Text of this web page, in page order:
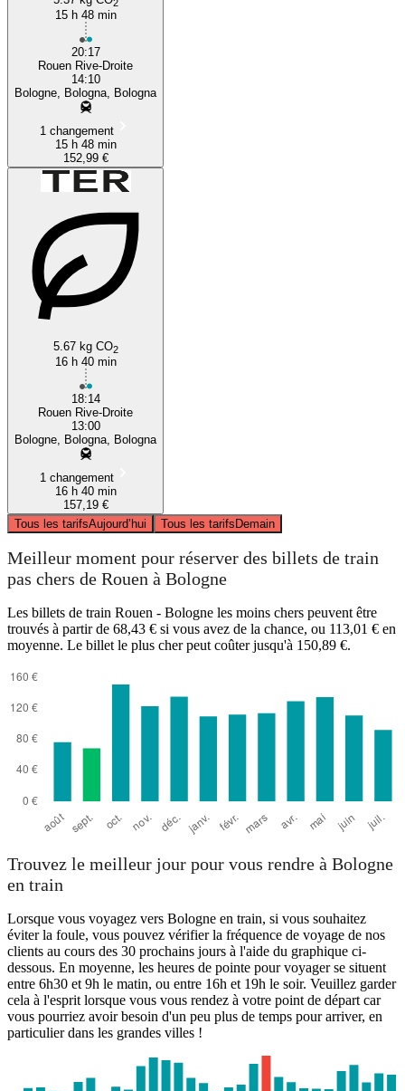
2
15 h 48 min
20:17
Rouen Rive-Droite
14:10
Bologne, Bologna, Bologna
1 changement
15 h 48 min
152,99 €
5.67 kg CO2
16 h 40 min
18:14
Rouen Rive-Droite
13:00
Bologne, Bologna, Bologna
1 changement
16 h 40 min
157,19 €
Tous les tarifsAujourd’hui Tous les tarifsDemain
Meilleur moment pour réserver des billets de train
pas chers de Rouen à Bologne
Les billets de train Rouen - Bologne les moins chers peuvent être
trouvés à partir de 68,43 € si vous avez de la chance, ou 113,01 € en
moyenne. Le billet le plus cher peut coûter jusqu'à 150,89 €.
Trouvez le meilleur jour pour vous rendre à Bologne
en train
Lorsque vous voyagez vers Bologne en train, si vous souhaitez
éviter la foule, vous pouvez vérifier la fréquence de voyage de nos
clients au cours des 30 prochains jours à l'aide du graphique ci-
dessous. En moyenne, les heures de pointe pour voyager se situent
entre 6h30 et 9h le matin, ou entre 16h et 19h le soir. Veuillez garder
cela à l'esprit lorsque vous vous rendez à votre point de départ car
vous pourriez avoir besoin d'un peu plus de temps pour arriver, en
particulier dans les grandes villes !